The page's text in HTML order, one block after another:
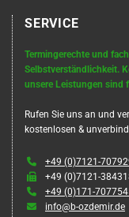
SERVICE
Termingerechte und
Selbstverständlichkeit.
unsere Leistungen sind
Rufen Sie uns an und
kostenlosen &
 +49 (0)7121-
 +49 (0)7121-
 +49 (0)171-
 info@b-ozdemir.de